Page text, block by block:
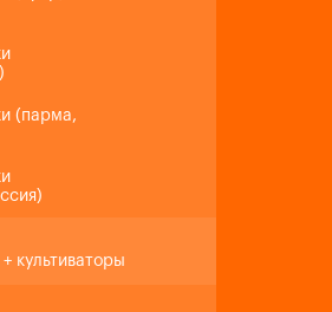
(парма,
культиваторы